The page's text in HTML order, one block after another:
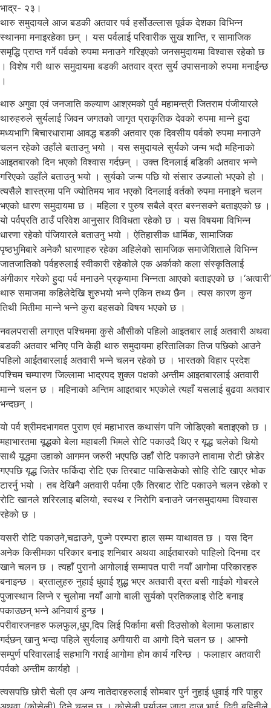
भाद्र- २३।
थारु समुदायले आज बडकी अतवार पर्व हर्सोउल्लास पूर्वक देशका विभिन्न
स्थानमा मनाइरहेका छन् । यस पर्वलाई परिवारीक सुख शान्ति, र सामाजिक
समृद्धि प्राप्त गर्ने पर्वको रुपमा मनाउने गरिइएको जनसमुदायमा विश्वास रहेको छ
। विशेष गरी थारु समुदायमा बडकी अतवार व्रत सुर्य उपासनाको रुपमा मनाईन्छ
।
थारु अगुवा एवं जनजाति कल्याण आश्रमको पुर्व महामन्त्री जितराम पंजीयारले
थारुहरुले सुर्यलाई जिवन जगतको जागृत प्राकृतिक देवको रुपमा मान्ने हुदा
मध्यभागि बिचारधारामा आवद्ध बडकी अतवार एक दिवसीय पर्वको रुपमा मनाउने
चलन रहेको उहाँले बताउनु भयो । यस समुदायले सुर्यको जन्म भदौ महिनाको
आइतबारको दिन भएको विश्वास गर्दछन् । उक्त दिनलाई बडिकी अतवार भन्ने
गरिएको उहाँले बताउनु भयो । सुर्यको जन्म पछि यो संसार उज्यालो भएको हो ।
त्यसैले शास्त्रमा पनि ज्योतिमय भाव भएको दिनलाई वर्तको रुपमा मनाइने चलन
भएको धारण समुदायमा छ । महिला र पुरुष सबैले व्रत बस्नसक्ने बताइएको छ ।
यो पर्वप्रति ठाउँ परिवेश आनुसार विविधता रहेको छ । यस विषयमा विभिन्न
धारणा रहेको पंजियारले बताउनु भयो । ऐतिहासीक धार्मिक, सामाजिक
पृष्ठभुमिबारे अनेकौ धारणाहरु रहेका अहिलेको सामजिक समाजेशिताले विभिन्न
जातजातिको पर्वहरुलाई स्वीकारी रहेकोले एक अर्काको कला संस्कृतिलाई
अंगीकार गरेको हुदा पर्व मनाउने प्रकृयामा भिन्नता आएको बताइएको छ ।‘अत्वारी’
थारु समाजमा कहिलेदेखि शुरुभयो भन्ने एकिन तथ्य छैन । त्यस कारण कुन
तिथी मितीमा मान्ने भन्ने कुरा बहसको विषय भएको छ ।
नवलपरासी लगाएत पश्चिममा कुसे औसीको पहिलो आइतबार लाई अतवारी अथवा
बडकी अतवार भनिए पनि केही थारु समुदायमा हरितालिका तिज पछिको आउने
पहिलो आईतबारलाई अतवारी भन्ने चलन रहेको छ । भारतको विहार प्रदेश
पश्चिम चम्पारण जिल्लामा भाद्रपद शुक्ल पक्षको अन्तीम आइतबारलाई अतवारी
मान्ने चलन छ । महिनाको अन्तिम आइतबार भएकोले त्यहाँ यसलाई बुढवा अतवार
भन्दछन् ।
यो पर्व श्रीमदभागवत पुराण एवं महाभारत कथासंग पनि जोडिएको बताइएको छ ।
महाभारतमा यूद्धको बेला महाबली भिमले रोटि पकाउदै थिए र यूद्ध चलेको थियो
साथै यूद्धमा उहाको आगमन जरुरी भएपछि उहाँ रोटि पकाउने तावामा रोटी छोडेर
गएपछि यूद्ध जितेर फर्किदा रोटि एक तिरबाट पाकिसकेको सोहि रोटि खाएर भोक
टारर्नु भयो । तब देखिनै अतवारी पर्वमा एकै तिरबाट रोटि पकाउने चलन रहेको र
रोटि खानले शरिरलाइ बलियो, स्वस्थ र निरोगि बनाउने जनसमुदायमा विश्वास
रहेको छ ।
यसरी रोटि पकाउने,चढाउने, पुज्ने परम्परा हाल सम्म याथावत छ । यस दिन
अनेक किसीमका परिकार बनाइ शनिबार अथवा आईतबारको पाहिलो दिनमा दर
खाने चलन छ । त्यहाँ पुरानो आगोलाई सम्मापत पारी नयाँ आगोमा परिकारहरु
बनाइन्छ । ब्रतालुहरु नुहाई धुवाई शुद्ध भएर अतवारी व्रत बसी गाईको गोबरले
पुजास्थान लिप्ने र चुलोमा नयाँ आगो बाली सुर्यको प्रतिकलाइ रोटि बनाइ
पकाउछन् भन्ने अनिवार्य हुन्छ ।
परीवारजनहरु फलफुल,धुप,दिप लिई पिर्कामा बसी दिउसोको बेलामा फलाहार
गर्दछन् खानु भन्दा पहिले सुर्यलाइ अगीयारी वा आगो दिने चलन छ । आफ्नो
सम्पुर्ण परिवारलाई सहभागि गराई आगोमा होम कार्य गरिन्छ । फलाहार अतवारी
पर्वको अन्तीम कार्यहो ।
त्यसपछि छोरी चेली एव अन्य नातेदारहरुलाई सोमबार पुर्न नुहाई धुवाई गरि पाहुर